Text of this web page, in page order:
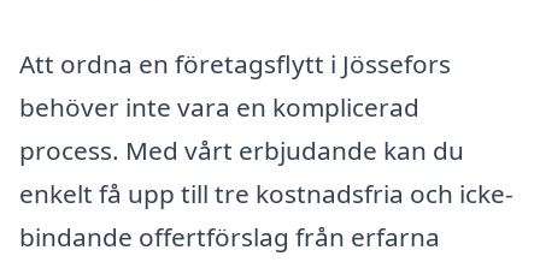
Att ordna en företagsflytt i Jössefors
behöver inte vara en komplicerad
process. Med vårt erbjudande kan du
enkelt få upp till tre kostnadsfria och icke-
bindande offertförslag från erfarna